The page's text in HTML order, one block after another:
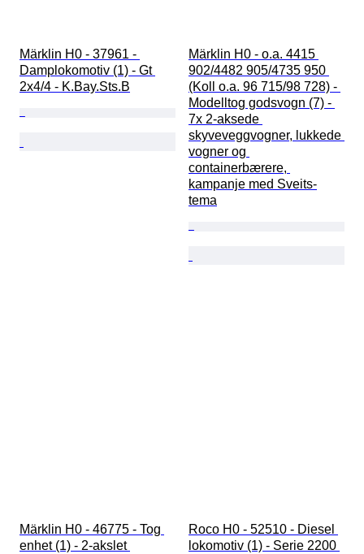
Märklin H0 - 37961 -
Damplokomotiv (1) - Gt
2x4/4 - K.Bay.Sts.B
Märklin H0 - o.a. 4415
902/4482 905/4735 950
(Koll o.a. 96 715/98 728) -
Modelltog godsvogn (7) -
7x 2-aksede
skyveveggvogner, lukkede
vogner og
containerbærere,
kampanje med Sveits-
tema
Märklin H0 - 46775 - Tog
enhet (1) - 2-akslet
Roco H0 - 52510 - Diesel
lokomotiv (1) - Serie 2200